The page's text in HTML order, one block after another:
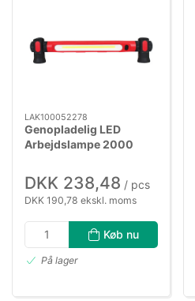
LAK100052278
Genopladelig LED
Arbejdslampe 2000
DKK 238,48 / pcs
DKK 190,78 ekskl. moms
Køb nu
På lager